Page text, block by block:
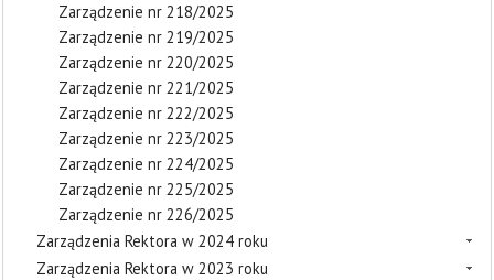
Zarządzenie nr 218/2025
Zarządzenie nr 219/2025
Zarządzenie nr 220/2025
Zarządzenie nr 221/2025
Zarządzenie nr 222/2025
Zarządzenie nr 223/2025
Zarządzenie nr 224/2025
Zarządzenie nr 225/2025
Zarządzenie nr 226/2025
Zarządzenia Rektora w 2024 roku
Zarządzenia Rektora w 2023 roku